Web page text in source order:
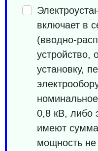
включает в
(вводно-
устройство,
установку,
0,8 кВ, либо
имеют
мощность не